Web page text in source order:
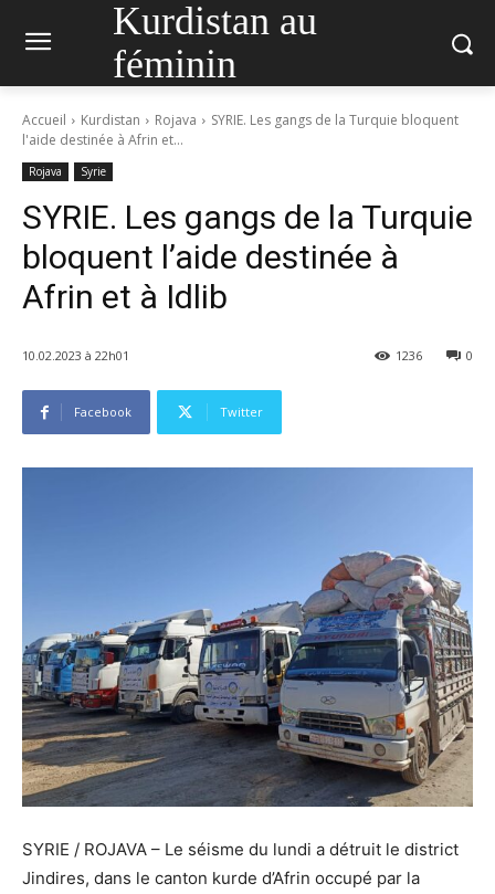
Kurdistan au
féminin
Accueil Kurdistan Rojava
SYRIE. Les gangs de la Turquie bloquent
l'aide destinée à Afrin et...
Rojava Syrie
SYRIE. Les gangs de la Turquie
bloquent l’aide destinée à
Afrin et à Idlib
10.02.2023 à 22h01 0
1236
Facebook Twitter
SYRIE / ROJAVA – Le séisme du lundi a détruit le district
Jindires, dans le canton kurde d’Afrin occupé par la